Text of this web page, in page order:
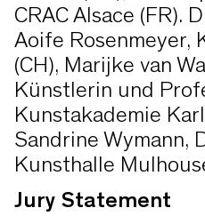
CRAC Alsace (FR).
Aoife Rosenmeyer,
(CH), Marijke van
Künstlerin und
Kunstakademie
Sandrine Wymann,
Kunsthalle
Jury Statement